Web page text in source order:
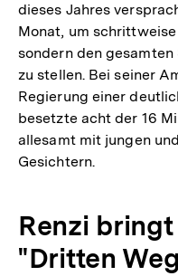
dieses Jahres
Monat, um
sondern den
zu stellen. Bei seiner
Regierung einer
besetzte acht der 16
allesamt mit jungen
Gesichtern.
Renzi
"Dritten